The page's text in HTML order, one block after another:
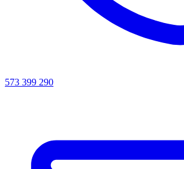
573 399 290